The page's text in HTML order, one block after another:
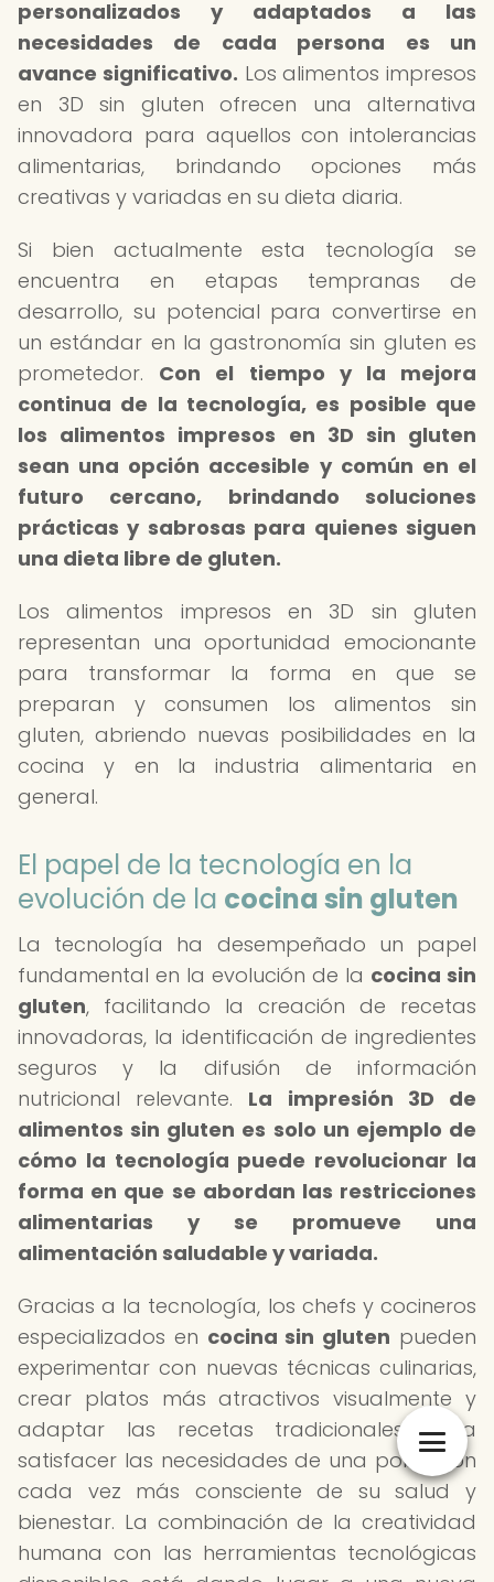
personalizados y adaptados a las
necesidades de cada persona es un
avance significativo. Los alimentos impresos
en 3D sin gluten ofrecen una alternativa
innovadora para aquellos con intolerancias
alimentarias, brindando opciones más
creativas y variadas en su dieta diaria.
Si bien actualmente esta tecnología se
encuentra en etapas tempranas de
desarrollo, su potencial para convertirse en
un estándar en la gastronomía sin gluten es
prometedor. Con el tiempo y la mejora
continua de la tecnología, es posible que
los alimentos impresos en 3D sin gluten
sean una opción accesible y común en el
futuro cercano, brindando soluciones
prácticas y sabrosas para quienes siguen
una dieta libre de gluten.
Los alimentos impresos en 3D sin gluten
representan una oportunidad emocionante
para transformar la forma en que se
preparan y consumen los alimentos sin
gluten, abriendo nuevas posibilidades en la
cocina y en la industria alimentaria en
general.
El papel de la tecnología en la
evolución de la cocina sin gluten
La tecnología ha desempeñado un papel
fundamental en la evolución de la cocina sin
gluten, facilitando la creación de recetas
innovadoras, la identificación de ingredientes
seguros y la difusión de información
nutricional relevante. La impresión 3D de
alimentos sin gluten es solo un ejemplo de
cómo la tecnología puede revolucionar la
forma en que se abordan las restricciones
alimentarias y se promueve una
alimentación saludable y variada.
Gracias a la tecnología, los chefs y cocineros
especializados en cocina sin gluten pueden
experimentar con nuevas técnicas culinarias,
crear platos más atractivos visualmente y
adaptar las recetas tradicionales para
satisfacer las necesidades de una población
cada vez más consciente de su salud y
bienestar. La combinación de la creatividad
humana con las herramientas tecnológicas